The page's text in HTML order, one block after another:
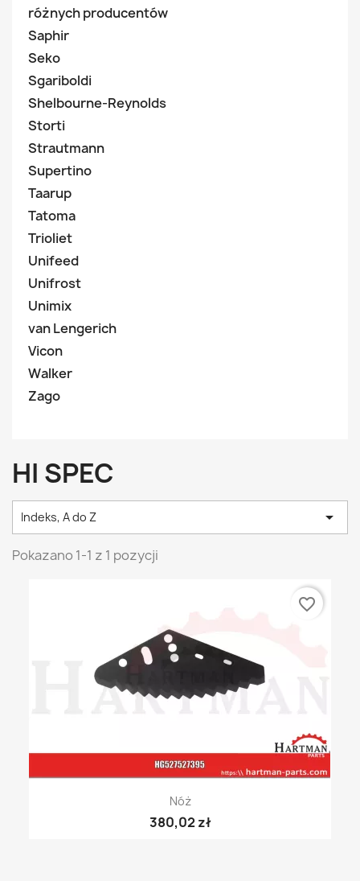
różnych producentów
Saphir
Seko
Sgariboldi
Shelbourne-Reynolds
Storti
Strautmann
Supertino
Taarup
Tatoma
Trioliet
Unifeed
Unifrost
Unimix
van Lengerich
Vicon
Walker
Zago
HI SPEC
Indeks, A do Z 
Pokazano 1-1 z 1 pozycji
Nóż
380,02 zł
favorite_border